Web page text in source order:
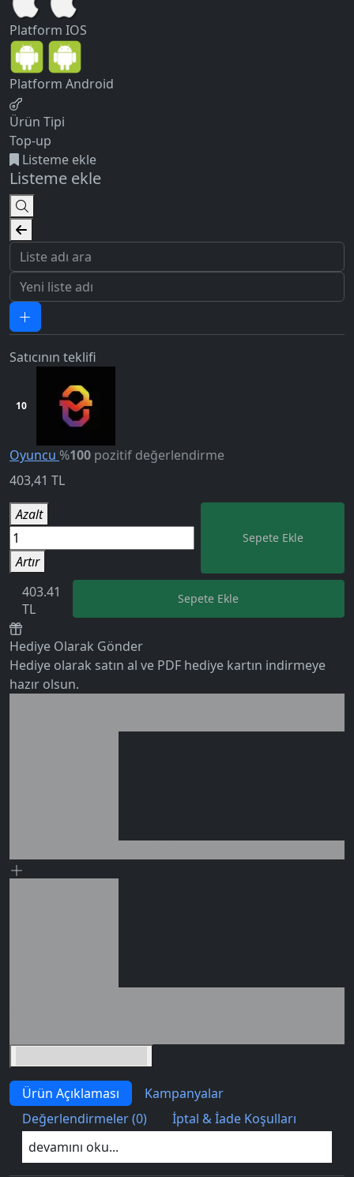
Platform IOS
Platform Android
Ürün Tipi
Top-up
Listeme ekle
Listeme ekle
Satıcının teklifi
10
Oyuncu %100 pozitif değerlendirme
403,41 TL
Azalt
Artır
Sepete Ekle
403.41
TL
Sepete Ekle
Hediye Olarak Gönder
Hediye olarak satın al ve PDF hediye kartın indirmeye
hazır olsun.
Ürün Açıklaması
Kampanyalar
Değerlendirmeler (0)
İptal & İade Koşulları
devamını oku...